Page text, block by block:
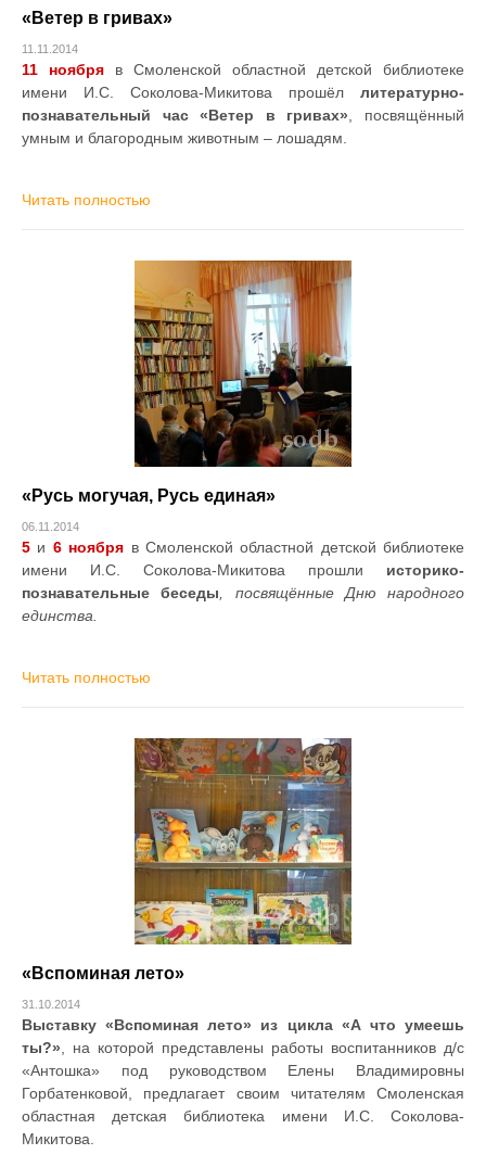
«Ветер в гривах»
11.11.2014
11 ноября в Смоленской областной детской библиотеке
имени И.С. Соколова-Микитова прошёл литературно-
познавательный час «Ветер в гривах» , посвящённый
умным и благородным животным – лошадям.
Читать полностью
«Русь могучая, Русь единая»
06.11.2014
5 и 6 ноября в Смоленской областной детской библиотеке
имени И.С. Соколова-Микитова прошли историко-
познавательные беседы , посвящённые Дню народного
единства.
Читать полностью
«Вспоминая лето»
31.10.2014
Выставку «Вспоминая лето» из цикла «А что умеешь
ты?» , на которой представлены работы воспитанников д/с
«Антошка» под руководством Елены Владимировны
Горбатенковой, предлагает своим читателям Смоленская
областная детская библиотека имени И.С. Соколова-
Микитова.